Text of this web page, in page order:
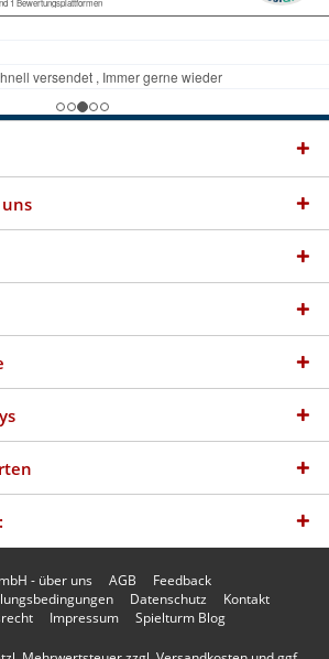
uns
- über uns AGB
Feedback
Datenschutz
Kontakt
Impressum Spielturm Blog